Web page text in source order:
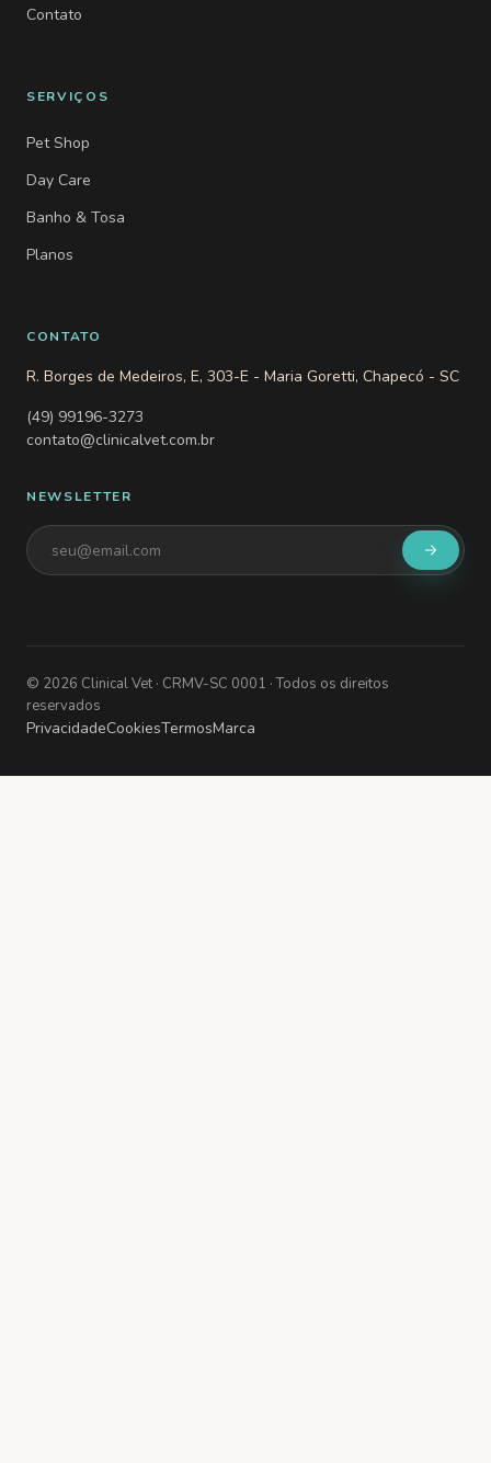
Contato
SERVIÇOS
Pet Shop
Day Care
Banho & Tosa
Planos
CONTATO
R. Borges de Medeiros, E, 303-E - Maria Goretti, Chapecó - SC
(49) 99196-3273
contato@clinicalvet.com.br
NEWSLETTER
© 2026 Clinical Vet · CRMV-SC 0001 · Todos os direitos
reservados
PrivacidadeCookiesTermosMarca